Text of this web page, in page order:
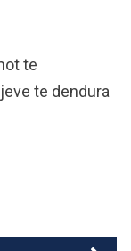
te
te dendura